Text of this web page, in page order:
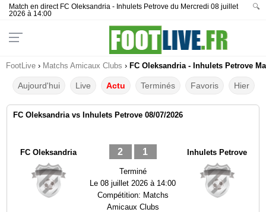
Match en direct FC Oleksandria - Inhulets Petrove du Mercredi 08 juillet
2026 à 14:00
🔍
FootLive › Matchs Amicaux Clubs › FC Oleksandria - Inhulets Petrove
Aujourd'hui Live Actu Terminés Favoris Hier
FC Oleksandria vs Inhulets Petrove 08/07/2026
FC Oleksandria 2 1
Terminé
Le08 juillet 2026 à 14:00
Compétition: Matchs
Amicaux Clubs
Inhulets Petrove